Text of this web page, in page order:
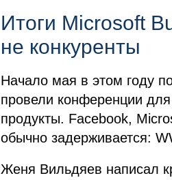
Итоги Microsoft
не конкуренты
Начало мая в этом году
провели конференции
продукты. Facebook,
обычно задерживается:
Женя Вильдяев написал